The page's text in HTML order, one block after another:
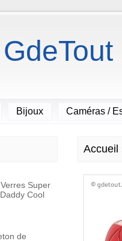
GdeTout
Bijoux Caméras /
Super
Cool
de
Accueil